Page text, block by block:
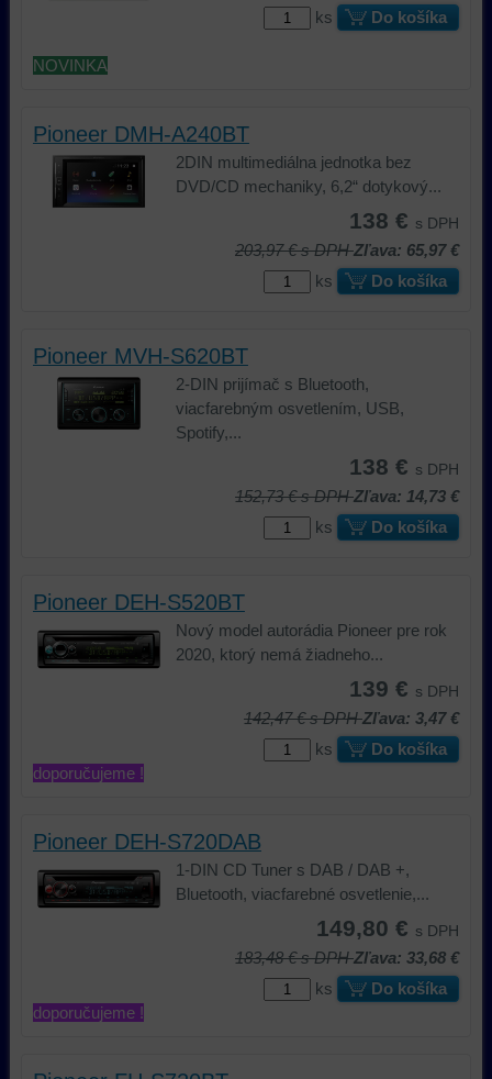
ks Do košíka
NOVINKA
Pioneer DMH-A240BT
2DIN multimediálna jednotka bez
DVD/CD mechaniky, 6,2“ dotykový...
138 € s DPH
203,97 €s DPH Zľava: 65,97 €
ks
Do košíka
Pioneer MVH-S620BT
2-DIN prijímač s Bluetooth,
viacfarebným osvetlením, USB,
Spotify,...
138 € s DPH
152,73 €s DPH Zľava: 14,73 €
ks
Do košíka
Pioneer DEH-S520BT
Nový model autorádia Pioneer pre rok
2020, ktorý nemá žiadneho...
139 € s DPH
142,47 €s DPH Zľava: 3,47 €
ks
Do košíka
doporučujeme !
Pioneer DEH-S720DAB
1-DIN CD Tuner s DAB / DAB +,
Bluetooth, viacfarebné osvetlenie,...
149,80 € s DPH
183,48 €s DPH Zľava: 33,68 €
ks
Do košíka
doporučujeme !
skripty
tretích
strán,
widgety
atď.
ktorými
alebo
ste
ich
používali,